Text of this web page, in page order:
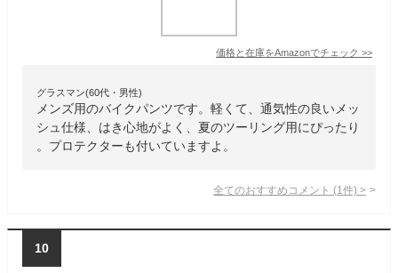
価格と在庫をAmazonでチェック >>
グラスマン(60代・男性)
メンズ用のバイクパンツです。軽くて、通気性の良いメッ
シュ仕様、はき心地がよく、夏のツーリング用にぴったり
。プロテクターも付いていますよ。
全てのおすすめコメント (1 件) >
10